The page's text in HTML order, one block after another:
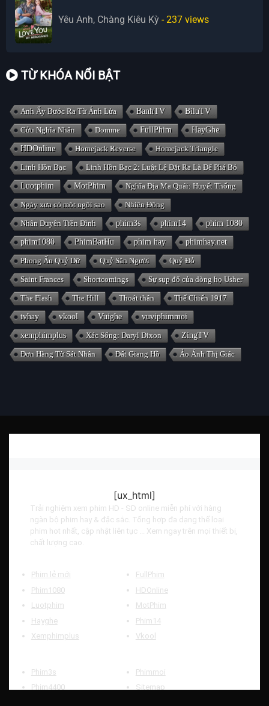
Yêu Anh, Chàng Kiêu Kỳ - 237 views
TỪ KHÓA NỔI BẬT
Anh Ấy Bước Ra Từ Ánh Lửa BanhTV BiluTV
Cửu Nghĩa Nhân Domme FullPhim HayGhe
HDOnline Homejack Reverse Homejack Triangle
Linh Hồn Bạc Linh Hồn Bạc 2: Luật Lệ Đặt Ra Là Để Phá Bỏ
Luotphim MotPhim Nghĩa Địa Ma Quái: Huyết Thống
Ngày xưa có một ngôi sao Nhiên Đông
Nhân Duyên Tiền Đình phim3s phim14 phim 1080
phim1080 PhimBatHu phim hay phimhay.net
Phong Ấn Quỷ Dữ Quỷ Săn Người Quỷ Đỏ
Saint Frances Shortcomings Sự sụp đổ của dòng họ Usher
The Flash The Hill Thoát thân Thế Chiến 1917
tvhay vkool Vuighe vuviphimmoi
xemphimplus Xác Sống: Daryl Dixon ZingTV
Đơn Hàng Từ Sát Nhân Đất Giang Hồ Ảo Ảnh Thị Giác